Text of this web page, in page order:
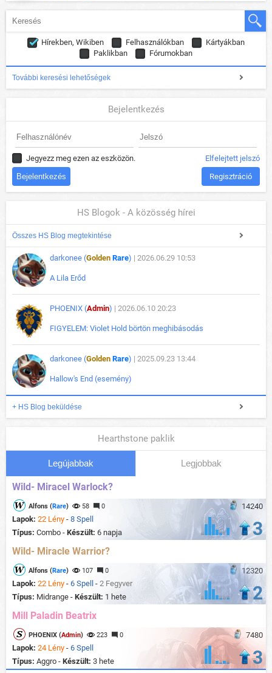
Hírekben, Wikiben Felhasználókban
Kártyákban
Paklikban
Fórumokban
További keresési lehetőségek
Bejelentkezés
Jegyezz meg ezen az eszközön. Elfelejtett jelszó
Regisztráció
HS Blogok - A közösség hírei
Összes HS Blog megtekintése
darkonee (Golden Rare) | 2026.06.29 10:53
A Lila Erőd
PHOENIX (Admin) | 2026.06.10 20:23
FIGYELEM: Violet Hold börtön meghibásodás
darkonee (Golden Rare) | 2025.09.23 13:44
Hallow's End (esemény)
+ HS Blog beküldése
Hearthstone paklik
Legújabbak Legjobbak
Wild- Miracel Warlock?
14240
Alfons (Rare) 58 0
Lapok: 22 Lény - 8 Spell
Típus: Combo - Készült: 6 napja 3
Wild- Miracle Warrior?
12320
Alfons (Rare) 107 0
Lapok: 22 Lény - 6 Spell - 2 Fegyver
Típus: Midrange - Készült: 1 hete 2
Mill Paladin Beatrix
7480
PHOENIX (Admin) 223 0
Lapok: 24 Lény - 6 Spell
Típus: Aggro - Készült: 3 hete 3